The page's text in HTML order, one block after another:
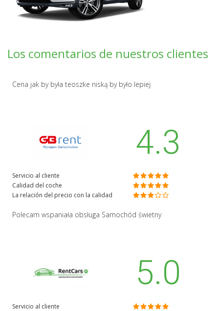
Los comentarios de nuestros clientes
Cena jak by była teoszke niską by było lepiej
4.3
Servicio al cliente
Calidad del coche
La relación del precio con la calidad
Polecam wspaniała obsługa Samochód świetny
5.0
Servicio al cliente